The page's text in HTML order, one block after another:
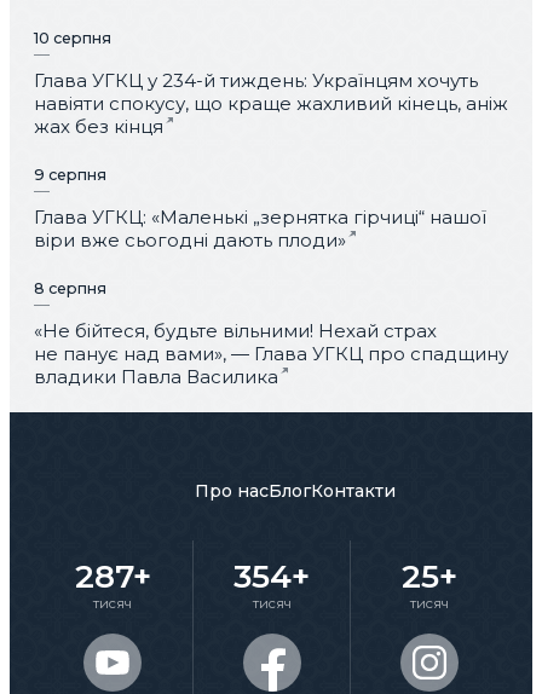
10 серпня
Глава УГКЦ у 234-й тиждень: Українцям хочуть
навіяти спокусу, що краще жахливий кінець, аніж
жах без кінця
9 серпня
Глава УГКЦ: «Маленькі „зернятка гірчиці“ нашої
віри вже сьогодні дають плоди»
8 серпня
«Не бійтеся, будьте вільними! Нехай страх
не панує над вами», — Глава УГКЦ про спадщину
владики Павла Василика
Про насБлогКонтакти
287+
тисяч
354+
тисяч
25+
тисяч